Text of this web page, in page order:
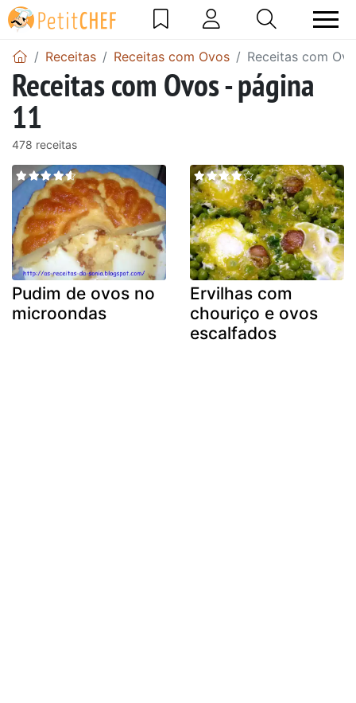
Receitas Receitas com Ovos Receitas com
Receitas com Ovos - página
11
478 receitas
Pudim de ovos no
microondas
Ervilhas com
chouriço e ovos
escalfados